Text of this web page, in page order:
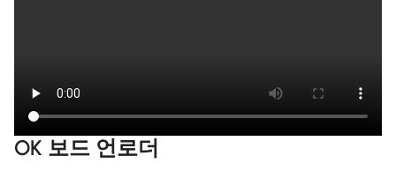
OK 보드 언로더